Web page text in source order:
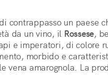
contrappasso un paese
da un vino, il Rossese,
e imperatori, di colore
morbido e
vena amarognola. La